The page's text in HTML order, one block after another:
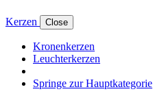
Kerzen Close
Kronenkerzen
Leuchterkerzen
Springe zur Hauptkategorie